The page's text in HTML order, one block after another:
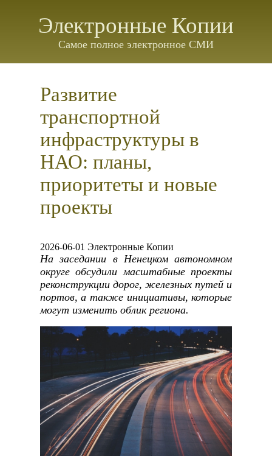
Электронные Копии
Самое полное электронное СМИ
Развитие
транспортной
инфраструктуры в
НАО: планы,
приоритеты и новые
проекты
2026-06-01 Электронные Копии
На заседании в Ненецком автономном
округе обсудили масштабные проекты
реконструкции дорог, железных путей и
портов, а также инициативы, которые
могут изменить облик региона.